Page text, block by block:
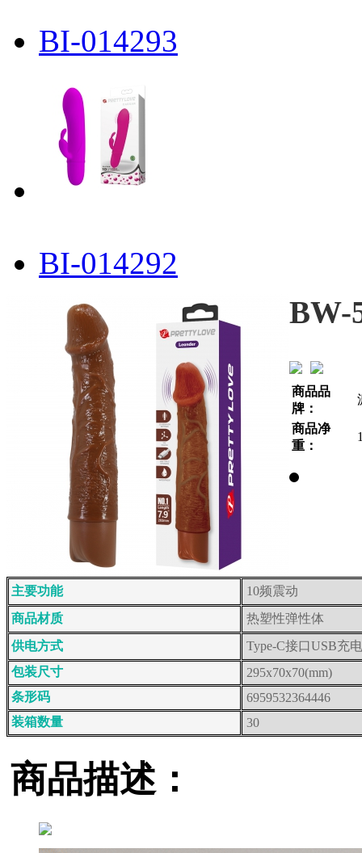
BI-014293
BI-014292
BW-
商品品
牌：
商品净
重：
主要功能
10频震动
商品材质
热塑性弹性体
供电方式
Type-C接口USB充电
包装尺寸
295x70x70(mm)
条形码
6959532364446
装箱数量
30
商品描述：